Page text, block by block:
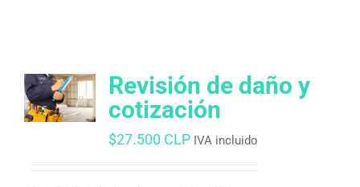
Revisión de daño y
cotización
$27.500 CLP IVA incluido